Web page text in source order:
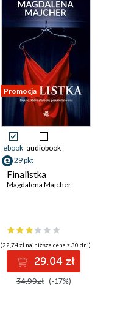
Promocja
ebook audiobook
29 pkt
Finalistka
Magdalena Majcher
(22,74 zł najniższa cena z 30 dni)
29.04 zł
34.99zł (-17%)